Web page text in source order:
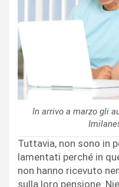
In arrivo a marzo gli
Tuttavia, non sono in
lamentati perché in
non hanno ricevuto
sulla loro pensione.